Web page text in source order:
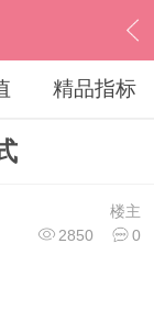
精品指标
楼主
2850
0